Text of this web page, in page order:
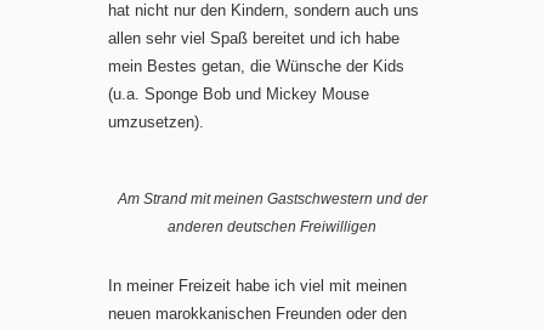
hat nicht nur den Kindern, sondern auch uns
allen sehr viel Spaß bereitet und ich habe
mein Bestes getan, die Wünsche der Kids
(u.a. Sponge Bob und Mickey Mouse
umzusetzen).
Am Strand mit meinen Gastschwestern und der
anderen deutschen Freiwilligen
In meiner Freizeit habe ich viel mit meinen
neuen marokkanischen Freunden oder den